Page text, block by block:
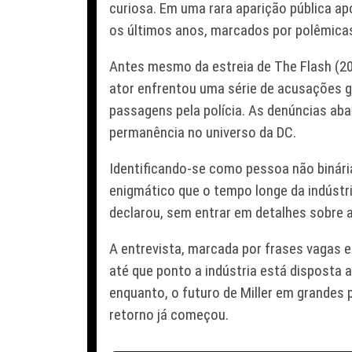
curiosa. Em uma rara aparição pública
os últimos anos, marcados por
Antes mesmo da estreia de The Flash
ator enfrentou uma série de acusações
passagens pela polícia. As denúncias
permanência no universo da DC.
Identificando-se como pessoa não
enigmático que o tempo longe da
declarou, sem entrar em detalhes
A entrevista, marcada por frases vagas
até que ponto a indústria está disposta
enquanto, o futuro de Miller em
retorno já começou.